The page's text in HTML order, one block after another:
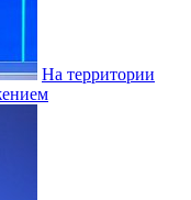
На территории